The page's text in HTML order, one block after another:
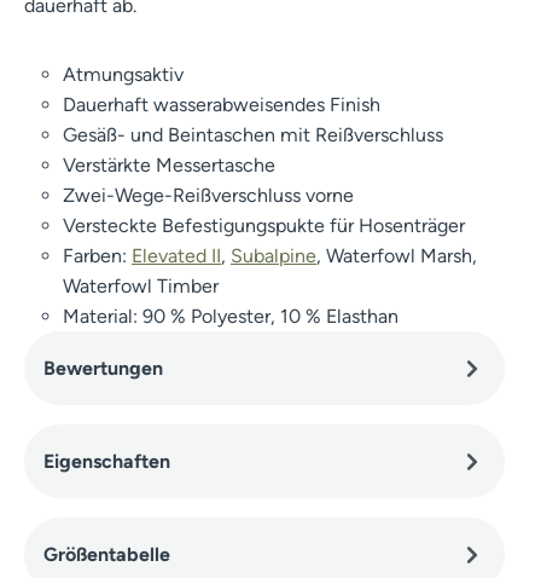
dauerhaft ab.
Atmungsaktiv
Dauerhaft wasserabweisendes Finish
Gesäß- und Beintaschen mit Reißverschluss
Verstärkte Messertasche
Zwei-Wege-Reißverschluss vorne
Versteckte Befestigungspukte für Hosenträger
Farben: Elevated II, Subalpine, Waterfowl Marsh,
Waterfowl Timber
Material: 90 % Polyester, 10 % Elasthan
Bewertungen
Eigenschaften
Größentabelle